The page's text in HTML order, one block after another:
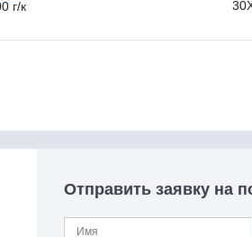
г/к
Отправить заявку на